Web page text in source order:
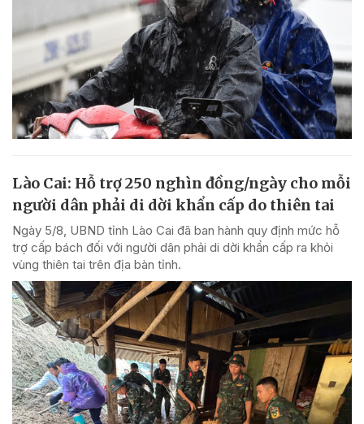
Lào Cai: Hỗ trợ 250 nghìn đồng/ngày cho mỗi
người dân phải di dời khẩn cấp do thiên tai
Ngày 5/8, UBND tỉnh Lào Cai đã ban hành quy định mức hỗ
trợ cấp bách đối với người dân phải di dời khẩn cấp ra khỏi
vùng thiên tai trên địa bàn tỉnh.